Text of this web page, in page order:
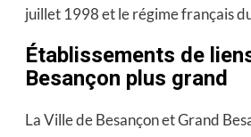
juillet 1998 et le régime français
Établissements de
Besançon plus grand
La Ville de Besançon et Grand